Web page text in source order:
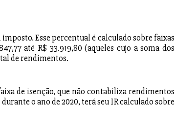
Esse percentual é calculado sobre faixas
até R$ 33.919,80 (aqueles cujo a soma dos
de rendimentos.
de isenção, que não contabiliza rendimentos
o ano de 2020, terá seu IR calculado sobre